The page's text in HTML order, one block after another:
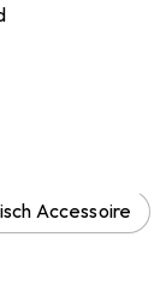
Produkt
Accessoire